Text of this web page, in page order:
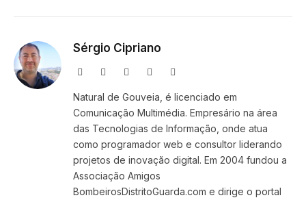
Sérgio Cipriano
Website Facebook Instagram
Natural de Gouveia, é licenciado em
Comunicação Multimédia. Empresário na área
das Tecnologias de Informação, onde atua
como programador web e consultor liderando
projetos de inovação digital. Em 2004 fundou a
Associação Amigos
BombeirosDistritoGuarda.com e dirige o portal